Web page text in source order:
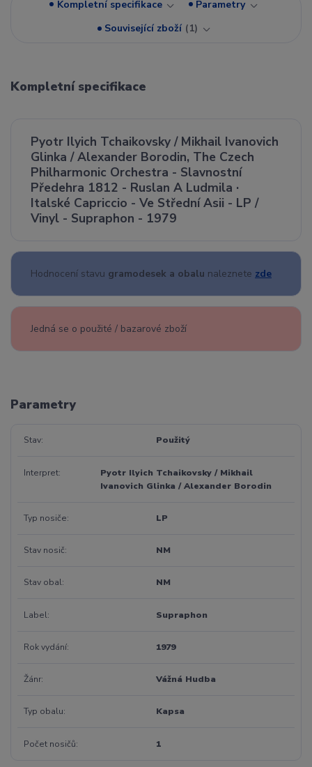
Kompletní specifikace
Parametry
Související zboží
1
Kompletní specifikace
Pyotr Ilyich Tchaikovsky / Mikhail Ivanovich
Glinka / Alexander Borodin, The Czech
Philharmonic Orchestra - Slavnostní
Předehra 1812 - Ruslan A Ludmila ·
Italské Capriccio - Ve Střední Asii - LP /
Vinyl - Supraphon - 1979
Hodnocení stavu gramodesek a obalu naleznete zde
Jedná se o použité / bazarové zboží
Parametry
Stav Použitý
Interpret
Pyotr Ilyich Tchaikovsky / Mikhail
Ivanovich Glinka / Alexander Borodin
Typ nosiče LP
Stav nosič NM
Stav obal NM
Label Supraphon
Rok vydání 1979
Žánr Vážná Hudba
Typ obalu Kapsa
Počet nosičů 1